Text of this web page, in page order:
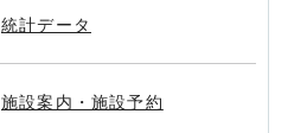
統計データ
施設案内・施設予約